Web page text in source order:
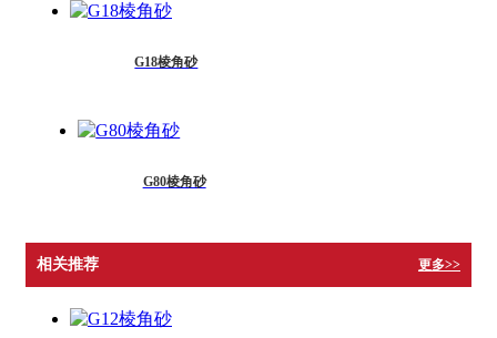
G18棱角砂
G80棱角砂
相关推荐 更多>>